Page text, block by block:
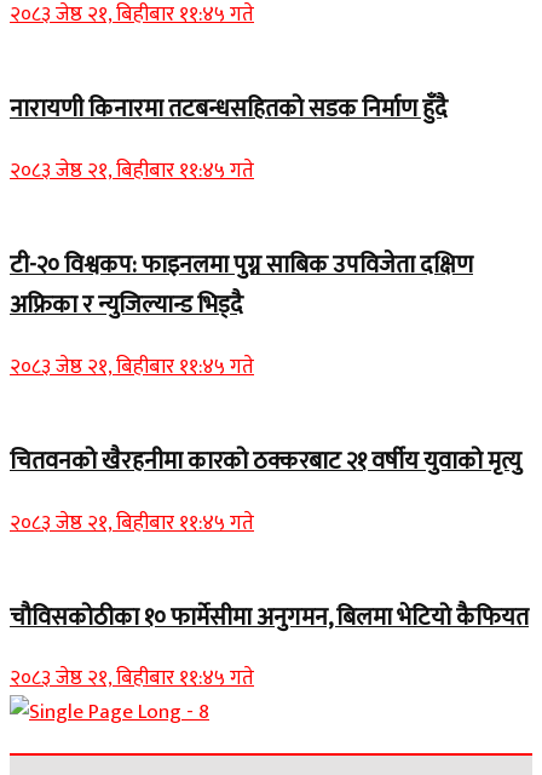
२०८३ जेष्ठ २१, बिहीबार ११:४५ गते
नारायणी किनारमा तटबन्धसहितको सडक निर्माण हुँदै
२०८३ जेष्ठ २१, बिहीबार ११:४५ गते
टी-२० विश्वकप: फाइनलमा पुग्न साबिक उपविजेता दक्षिण
अफ्रिका र न्युजिल्यान्ड भिड्दै
२०८३ जेष्ठ २१, बिहीबार ११:४५ गते
चितवनको खैरहनीमा कारको ठक्करबाट २१ वर्षीय युवाको मृत्यु
२०८३ जेष्ठ २१, बिहीबार ११:४५ गते
चौविसकोठीका १० फार्मेसीमा अनुगमन, बिलमा भेटियो कैफियत
२०८३ जेष्ठ २१, बिहीबार ११:४५ गते